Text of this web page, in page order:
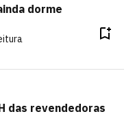
dorme
das revendedoras